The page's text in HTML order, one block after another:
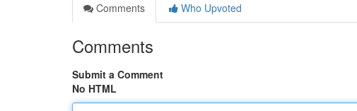
Comments
Who Upvoted
Comments
Submit a Comment
No HTML